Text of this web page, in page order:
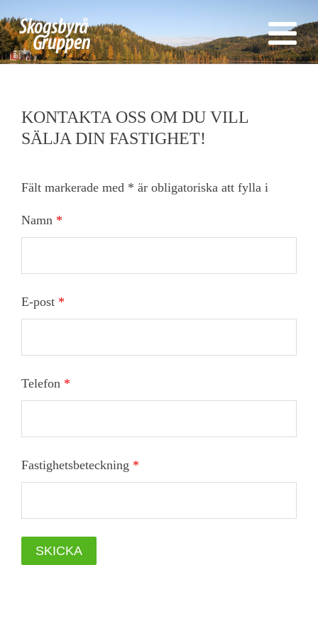
KONTAKTA OSS OM DU VILL
SÄLJA DIN FASTIGHET!
Fält markerade med * är obligatoriska att fylla i
Namn *
E-post *
Telefon *
Fastighetsbeteckning *